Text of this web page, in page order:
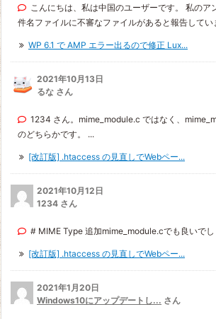
こんにちは、私は中国のユーザーです。 私のア
件名ファイルに不審なファイルがあると報告してい
WP 6.1 で AMP エラー出るので修正 Lux...
2021年10月13日
るな さん
1234 さん。mime_module.c ではなく、
のどちらかです。 ...
[改訂版] .htaccess の見直しでWebペー...
2021年10月12日
1234 さん
# MIME Type 追加mime_module.cでも良いで
[改訂版] .htaccess の見直しでWebペー...
2021年1月20日
Windows10にアップデートし... さん